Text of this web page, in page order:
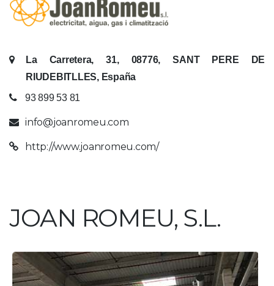
La Carretera, 31, 08776, SANT PERE DE
RIUDEBITLLES, España
93 899 53 81
info@joanromeu.com
http://www.joanromeu.com/
JOAN ROMEU, S.L.